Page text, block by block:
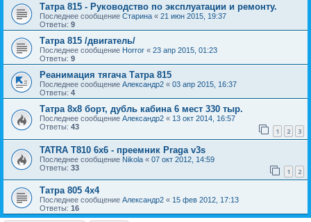
Татра 815 - Руководство по эксплуатации и ремонту.
Последнее сообщение Старина « 21 июн 2015, 19:37
Ответы: 9
Татра 815 /двигатель/
Последнее сообщение Horror « 23 апр 2015, 01:23
Ответы: 9
Реанимация тягача Татра 815
Последнее сообщение Александр2 « 03 апр 2015, 16:37
Ответы: 4
Татра 8х8 борт, дубль кабина 6 мест 330 тыр.
Последнее сообщение Александр2 « 13 окт 2014, 16:57
Ответы: 43 1 2 3
TATRA T810 6x6 - преемник Praga v3s
Последнее сообщение Nikola « 07 окт 2012, 14:59
Ответы: 33 1 2
Татра 805 4х4
Последнее сообщение Александр2 « 15 фев 2012, 17:13
Ответы: 16